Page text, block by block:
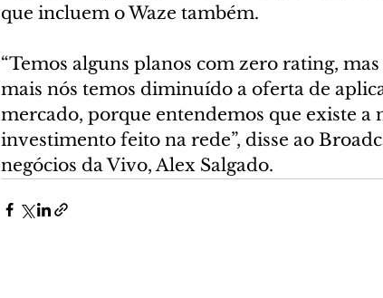
que incluem o Waze também.
“Temos alguns planos com zero rating,
mais nós temos diminuído a oferta de
mercado, porque entendemos que existe a
investimento feito na rede”, disse ao
negócios da Vivo, Alex Salgado.